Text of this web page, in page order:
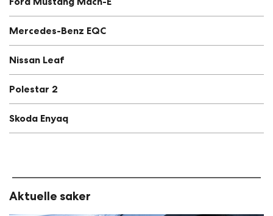
Mercedes-Benz EQC
Nissan Leaf
Polestar 2
Skoda Enyaq
Aktuelle saker